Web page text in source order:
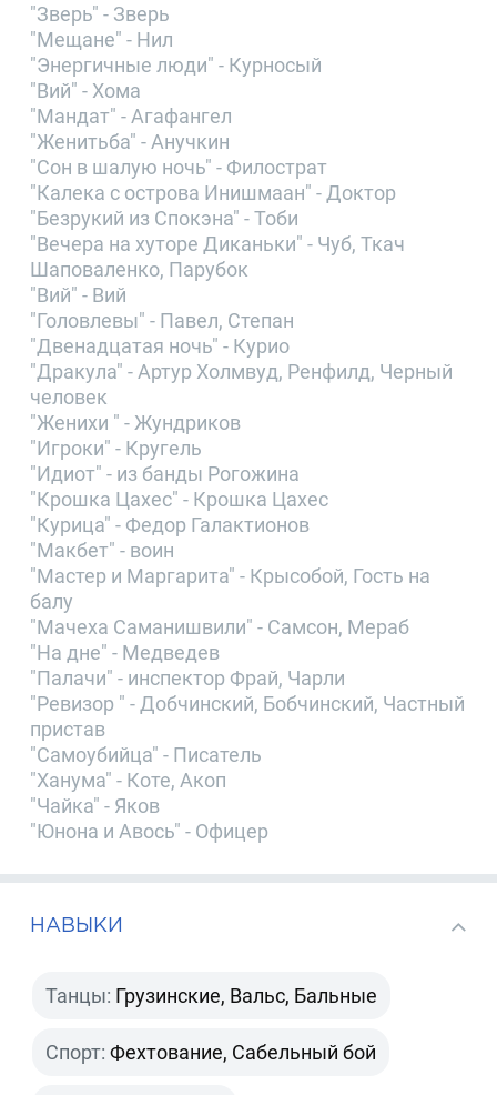
"Зверь" - Зверь
"Мещане" - Нил
"Энергичные люди" - Курносый
"Вий" - Хома
"Мандат" - Агафангел
"Женитьба" - Анучкин
"Сон в шалую ночь" - Филострат
"Калека с острова Инишмаан" - Доктор
"Безрукий из Спокэна" - Тоби
"Вечера на хуторе Диканьки" - Чуб, Ткач
Шаповаленко, Парубок
"Вий" - Вий
"Головлевы" - Павел, Степан
"Двенадцатая ночь" - Курио
"Дракула" - Артур Холмвуд, Ренфилд, Черный
человек
"Женихи " - Жундриков
"Игроки" - Кругель
"Идиот" - из банды Рогожина
"Крошка Цахес" - Крошка Цахес
"Курица" - Федор Галактионов
"Макбет" - воин
"Мастер и Маргарита" - Крысобой, Гость на
балу
"Мачеха Саманишвили" - Самсон, Мераб
"На дне" - Медведев
"Палачи" - инспектор Фрай, Чарли
"Ревизор " - Добчинский, Бобчинский, Частный
пристав
"Самоубийца" - Писатель
"Ханума" - Коте, Акоп
"Чайка" - Яков
"Юнона и Авось" - Офицер
НАВЫКИ
Танцы: Грузинские, Вальс, Бальные
Спорт: Фехтование, Сабельный бой